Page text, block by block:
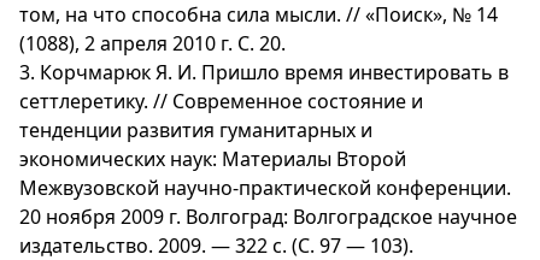
том, на что способна сила мысли. // «Поиск», № 14
(1088), 2 апреля 2010 г. С. 20.
3. Корчмарюк Я. И. Пришло время инвестировать в
сеттлеретику. // Современное состояние и
тенденции развития гуманитарных и
экономических наук: Материалы Второй
Межвузовской научно-практической конференции.
20 ноября 2009 г. Волгоград: Волгоградское научное
издательство. 2009. — 322 с. (С. 97 — 103).